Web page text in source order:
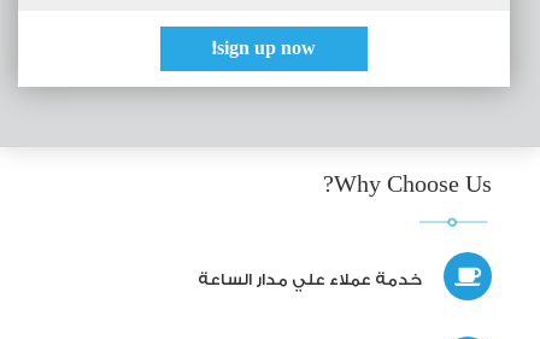
sign up now!
Why Choose Us?
خدمة عملاء علي مدار الساعة